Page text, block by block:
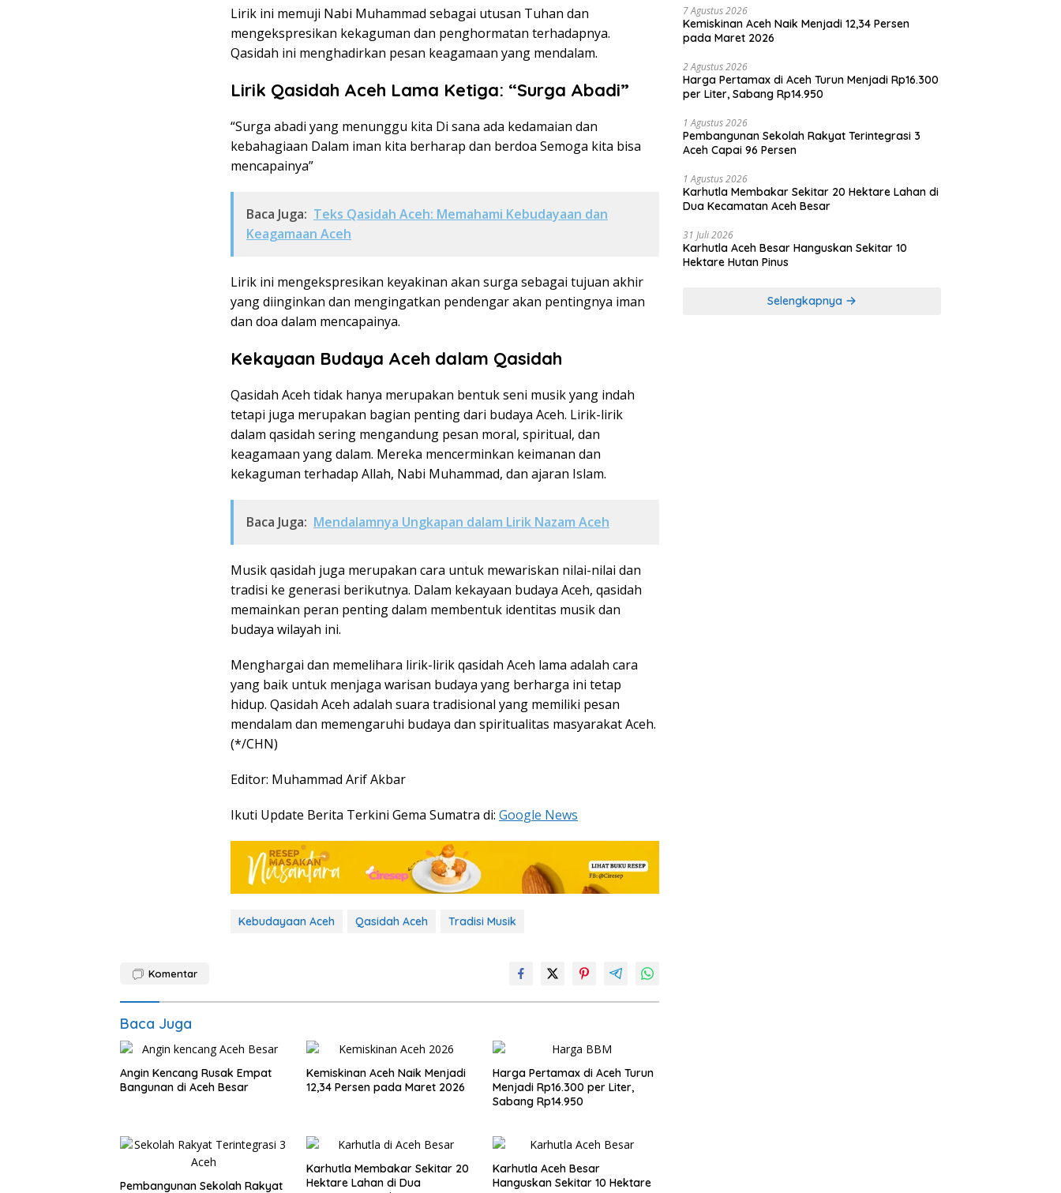
Lirik ini memuji Nabi Muhammad sebagai utusan Tuhan dan
mengekspresikan kekaguman dan penghormatan terhadapnya.
Qasidah ini menghadirkan pesan keagamaan yang mendalam.
Lirik Qasidah Aceh Lama Ketiga: “Surga Abadi”
“Surga abadi yang menunggu kita Di sana ada kedamaian dan
kebahagiaan Dalam iman kita berharap dan berdoa Semoga kita bisa
mencapainya”
Baca Juga: Teks Qasidah Aceh: Memahami Kebudayaan dan
Keagamaan Aceh
Lirik ini mengekspresikan keyakinan akan surga sebagai tujuan akhir
yang diinginkan dan mengingatkan pendengar akan pentingnya iman
dan doa dalam mencapainya.
Kekayaan Budaya Aceh dalam Qasidah
Qasidah Aceh tidak hanya merupakan bentuk seni musik yang indah
tetapi juga merupakan bagian penting dari budaya Aceh. Lirik-lirik
dalam qasidah sering mengandung pesan moral, spiritual, dan
keagamaan yang dalam. Mereka mencerminkan keimanan dan
kekaguman terhadap Allah, Nabi Muhammad, dan ajaran Islam.
Baca Juga: Mendalamnya Ungkapan dalam Lirik Nazam Aceh
Musik qasidah juga merupakan cara untuk mewariskan nilai-nilai dan
tradisi ke generasi berikutnya. Dalam kekayaan budaya Aceh, qasidah
memainkan peran penting dalam membentuk identitas musik dan
budaya wilayah ini.
Menghargai dan memelihara lirik-lirik qasidah Aceh lama adalah cara
yang baik untuk menjaga warisan budaya yang berharga ini tetap
hidup. Qasidah Aceh adalah suara tradisional yang memiliki pesan
mendalam dan memengaruhi budaya dan spiritualitas masyarakat Aceh.
(*/CHN)
Editor: Muhammad Arif Akbar
Ikuti Update Berita Terkini Gema Sumatra di: Google News
Kebudayaan Aceh Qasidah Aceh Tradisi Musik
Komentar
Baca Juga
Angin Kencang Rusak Empat
Bangunan di Aceh Besar
Kemiskinan Aceh Naik Menjadi
12,34 Persen pada Maret 2026
Harga Pertamax di Aceh Turun
Menjadi Rp16.300 per Liter,
Sabang Rp14.950
Pembangunan Sekolah Rakyat
Karhutla Membakar Sekitar 20
Hektare Lahan di Dua
Karhutla Aceh Besar
Hanguskan Sekitar 10 Hektare
7 Agustus 2026
Kemiskinan Aceh Naik Menjadi 12,34 Persen
pada Maret 2026
2 Agustus 2026
Harga Pertamax di Aceh Turun Menjadi Rp16.300
per Liter, Sabang Rp14.950
1 Agustus 2026
Pembangunan Sekolah Rakyat Terintegrasi 3
Aceh Capai 96 Persen
1 Agustus 2026
Karhutla Membakar Sekitar 20 Hektare Lahan di
Dua Kecamatan Aceh Besar
31 Juli 2026
Karhutla Aceh Besar Hanguskan Sekitar 10
Hektare Hutan Pinus
Selengkapnya